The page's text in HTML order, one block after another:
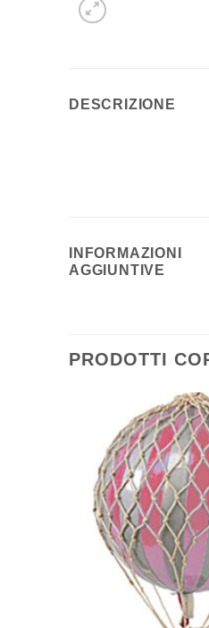
DESCRIZIONE
INFORMAZIONI
AGGIUNTIVE
PRODOTTI